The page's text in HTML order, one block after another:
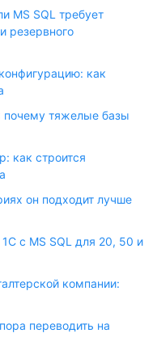
MS SQL требует
резервного
как
почему тяжелые базы
как строится
он подходит лучше
с MS SQL для 20, 50 и
компании:
переводить на